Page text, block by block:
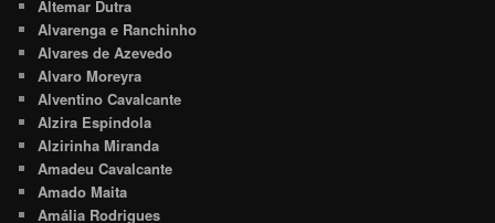
Altemar Dutra
Alvarenga e Ranchinho
Alvares de Azevedo
Alvaro Moreyra
Alventino Cavalcante
Alzira Espíndola
Alzirinha Miranda
Amadeu Cavalcante
Amado Maita
Amália Rodrigues